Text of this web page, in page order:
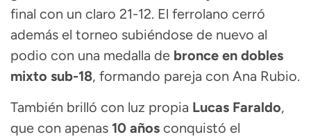
final con un claro 21-12. El ferrolano cerró
además el torneo subiéndose de nuevo al
podio con una medalla de bronce en dobles
mixto sub-18, formando pareja con Ana Rubio.
También brilló con luz propia Lucas Faraldo,
que con apenas 10 años conquistó el